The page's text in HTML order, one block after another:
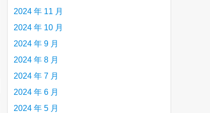
2024 年 11 月
2024 年 10 月
2024 年 9 月
2024 年 8 月
2024 年 7 月
2024 年 6 月
2024 年 5 月